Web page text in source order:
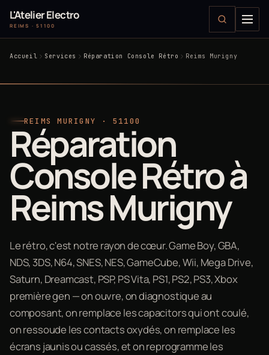
L'Atelier Electro
REIMS · 51100
Accueil Services Réparation Console Rétro Reims Murigny
REIMS MURIGNY · 51100
Réparation
Console Rétro à
Reims Murigny
Le rétro, c'est notre rayon de cœur. Game Boy, GBA,
NDS, 3DS, N64, SNES, NES, GameCube, Wii, Mega Drive,
Saturn, Dreamcast, PSP, PS Vita, PS1, PS2, PS3, Xbox
première gen — on ouvre, on diagnostique au
composant, on remplace les capacitors qui ont coulé,
on ressoude les contacts oxydés, on remplace les
écrans jaunis ou cassés, et on reprogramme les